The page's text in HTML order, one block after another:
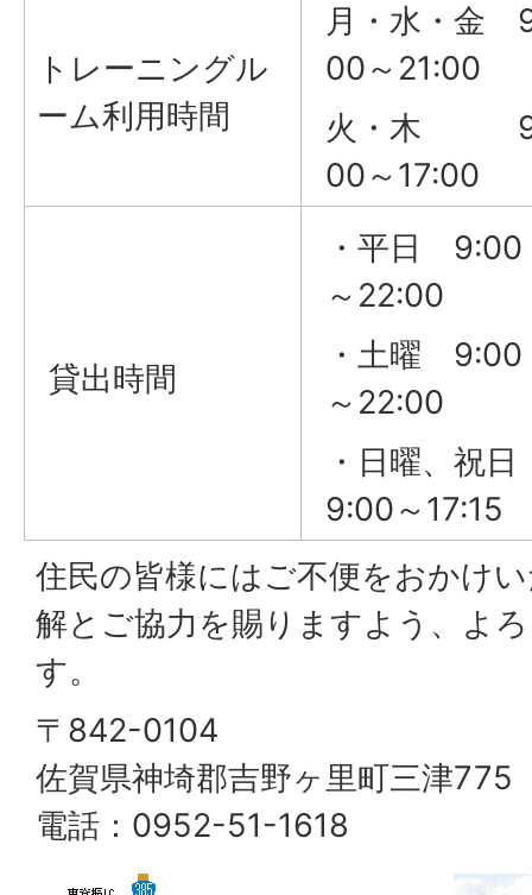
トレーニングル
ーム利用時間
月・水・金
00～21:00
火・木
00～17:00
貸出時間
・平日 9:00
～22:00
・土曜 9:00
～22:00
・日曜、祝
9:00～17:15
住民の皆様にはご不便をおかけ
解とご協力を賜りますよう、よ
す。
〒842-0104
佐賀県神埼郡吉野ヶ里町三津775
電話：0952-51-1618